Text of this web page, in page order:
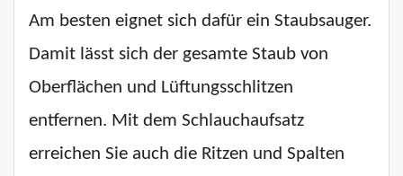
Am besten eignet sich dafür ein Staubsauger.
Damit lässt sich der gesamte Staub von
Oberflächen und Lüftungsschlitzen
entfernen. Mit dem Schlauchaufsatz
erreichen Sie auch die Ritzen und Spalten